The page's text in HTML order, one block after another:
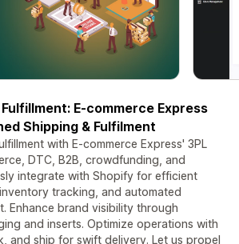
E-commerce Express
Shipping & Fulfilment
with E-commerce Express' 3PL
DTC, B2B, crowdfunding, and
integrate with Shopify for efficient
tracking, and automated
Enhance brand visibility through
and inserts. Optimize operations with
and ship for swift delivery. Let us propel